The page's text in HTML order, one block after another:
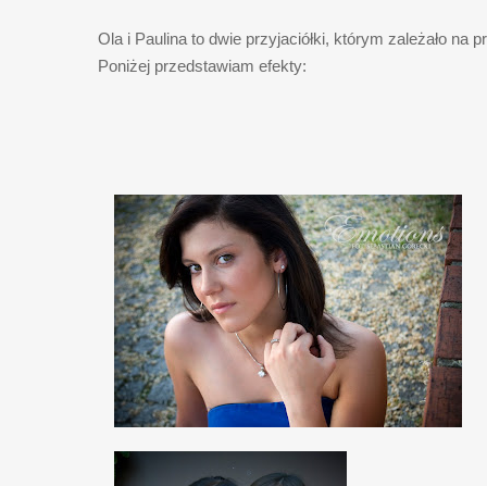
Ola i Paulina to dwie przyjaciółki, którym zależało na
Poniżej przedstawiam efekty: